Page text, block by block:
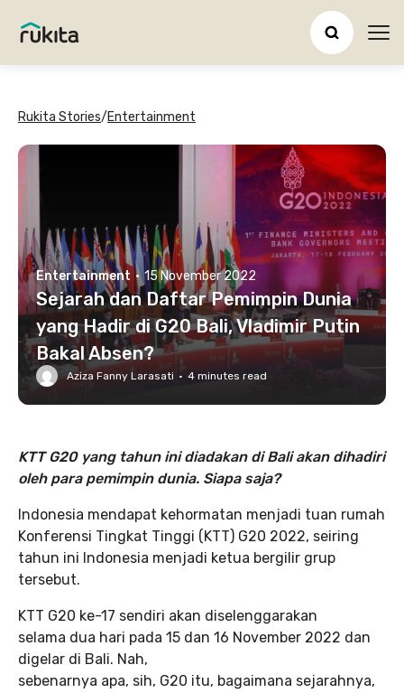
Rukita Stories/Entertainment
Entertainment · 15 November 2022
Sejarah dan Daftar Pemimpin Dunia
yang Hadir di G20 Bali, Vladimir Putin
Bakal Absen?
Aziza Fanny Larasati · 4 minutes read
KTT G20 yang tahun ini diadakan di Bali akan dihadiri
oleh para pemimpin dunia. Siapa saja?
Indonesia mendapat kehormatan menjadi tuan rumah
Konferensi Tingkat Tinggi (KTT) G20 2022, seiring
tahun ini Indonesia menjadi ketua bergilir grup
tersebut.
KTT G20 ke-17 sendiri akan diselenggarakan
selama dua hari pada 15 dan 16 November 2022 dan
digelar di Bali. Nah,
sebenarnya apa, sih, G20 itu, bagaimana sejarahnya,